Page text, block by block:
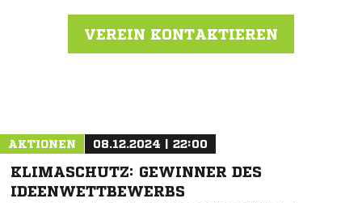
VEREIN KONTAKTIEREN
AKTIONEN 08.12.2024 | 22:00
KLIMASCHUTZ: GEWINNER DES
IDEENWETTBEWERBS